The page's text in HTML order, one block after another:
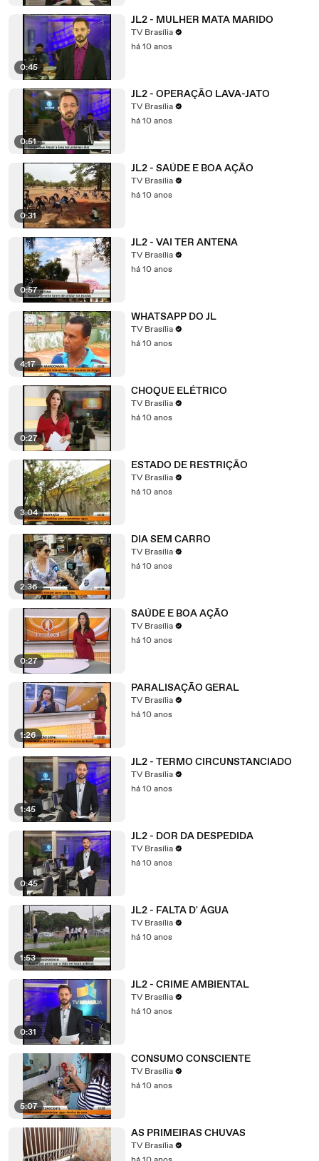
0:45
JL2 - MULHER MATA MARIDO
TV Brasília
há 10 anos
0:51
JL2 - OPERAÇÃO LAVA-JATO
TV Brasília
há 10 anos
0:31
JL2 - SAÚDE E BOA AÇÃO
TV Brasília
há 10 anos
0:57
JL2 - VAI TER ANTENA
TV Brasília
há 10 anos
4:17
WHATSAPP DO JL
TV Brasília
há 10 anos
0:27
CHOQUE ELÉTRICO
TV Brasília
há 10 anos
3:04
ESTADO DE RESTRIÇÃO
TV Brasília
há 10 anos
2:36
DIA SEM CARRO
TV Brasília
há 10 anos
0:27
SAÚDE E BOA AÇÃO
TV Brasília
há 10 anos
1:26
PARALISAÇÃO GERAL
TV Brasília
há 10 anos
1:45
JL2 - TERMO CIRCUNSTANCIADO
TV Brasília
há 10 anos
0:45
JL2 - DOR DA DESPEDIDA
TV Brasília
há 10 anos
1:53
JL2 - FALTA D' ÁGUA
TV Brasília
há 10 anos
0:31
JL2 - CRIME AMBIENTAL
TV Brasília
há 10 anos
5:07
CONSUMO CONSCIENTE
TV Brasília
há 10 anos
AS PRIMEIRAS CHUVAS
TV Brasília